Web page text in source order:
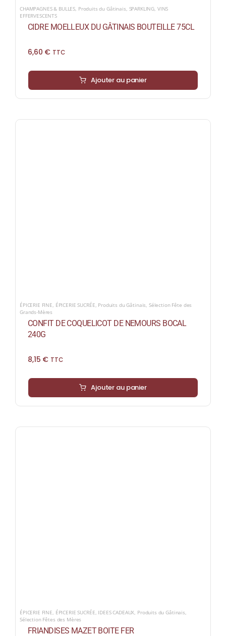
CHAMPAGNES & BULLES Produits du Gâtinais SPARKLING VINS
EFFERVESCENTS
CIDRE MOELLEUX DU GÂTINAIS BOUTEILLE 75CL
6,60 € TTC
Ajouter au panier
ÉPICERIE FINE ÉPICERIE SUCRÉE Produits du Gâtinais Sélection Fête des
Grands-Mères
CONFIT DE COQUELICOT DE NEMOURS BOCAL
240G
8,15 € TTC
Ajouter au panier
ÉPICERIE FINE ÉPICERIE SUCRÉE IDEES CADEAUX Produits du Gâtinais
Sélection Fêtes des Mères
FRIANDISES MAZET BOITE FER